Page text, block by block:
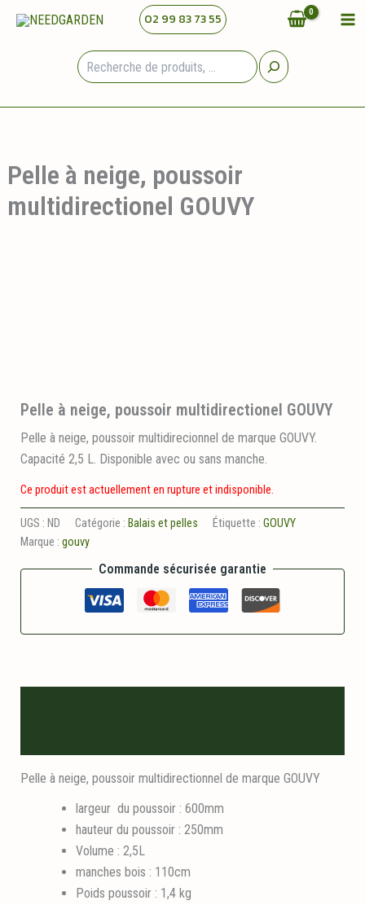
02 99 83 73 55
Pelle à neige, poussoir
multidirectionel GOUVY
Pelle à neige, poussoir multidirectionel GOUVY
Pelle à neige, poussoir multidirecionnel de marque GOUVY.
Capacité 2,5 L. Disponible avec ou sans manche.
Ce produit est actuellement en rupture et indisponible.
UGS : ND Catégorie : Balais et pelles Étiquette : GOUVY
Marque : gouvy
Commande sécurisée garantie
Pelle à neige, poussoir multidirectionnel de marque GOUVY
largeur du poussoir : 600mm
hauteur du poussoir : 250mm
Volume : 2,5L
manches bois : 110cm
Poids poussoir : 1,4 kg